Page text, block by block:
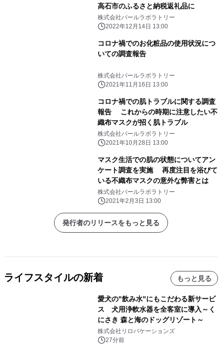
高石市のふるさと納税返礼品に
株式会社パールラボラトリー
2022年12月14日 13:00
コロナ禍でのお化粧品の使用状況につ
いての調査報告
株式会社パールラボラトリー
2021年11月16日 13:00
コロナ禍での肌トラブルに関する調査
報告 これからの時期に注意したい不
織布マスクが招く肌トラブル
株式会社パールラボラトリー
2021年10月28日 13:00
マスク生活での肌の状態についてアン
ケート調査を実施 再度注目を浴びて
いる不織布マスクの意外な弊害とは
株式会社パールラボラトリー
2021年2月3日 13:00
発行者のリリースをもっと見る
ライフスタイルの新着 もっと見る
愛犬の"飲み水"にもこだわる新サービ
ス 犬用浄軟水器を全客室に導入～く
にさき 森と海のドッグリゾート～
株式会社リロバケーションズ
27分前